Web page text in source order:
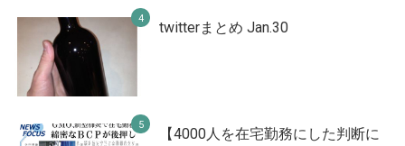
twitterまとめ Jan.30
【4000人を在宅勤務にした判断に